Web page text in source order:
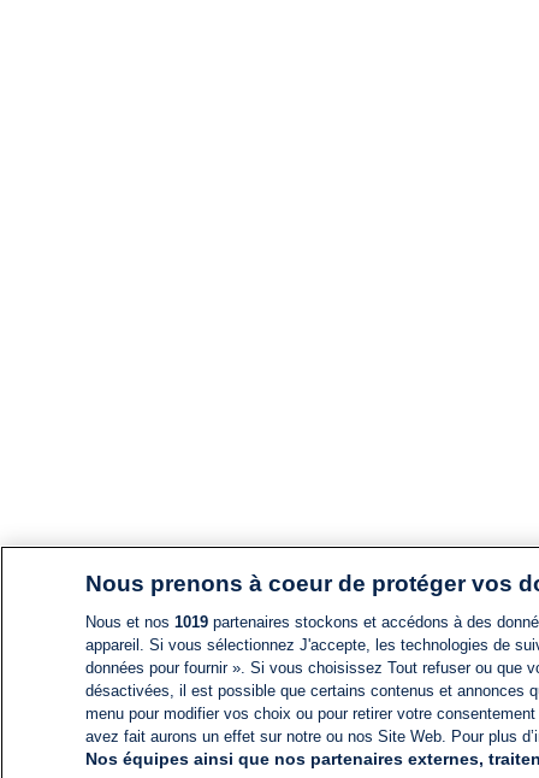
Nous prenons à coeur de protéger vos
Nous et nos 1019partenaires stockons et accédons à des
appareil. Si vous sélectionnez J'accepte, les technologies de
données pour fournir ». Si vous choisissez Tout refuser ou
désactivées, il est possible que certains contenus et annonces
menu pour modifier vos choix ou pour retirer votre
avez fait aurons un effet sur notre ou nos Site Web. Pour plus
Nos équipes ainsi que nos partenaires externes,